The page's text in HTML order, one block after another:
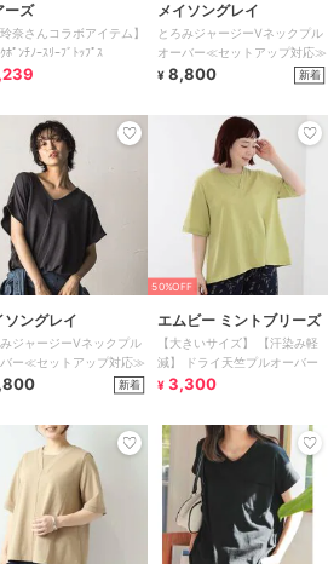
ーズ
玲奈さんコラボアイテム】
ﾎﾟﾝﾁﾉｰｽﾘｰﾌﾞﾄｯﾌﾟｽ
メイソングレイ
とろみジャージーVネックプル
オーバー≪セットアップ対応≫
¥ 8,800 新着
ソングレイ
ジャージーVネックプル
バー≪セットアップ対応≫
新着
50%OFF
エムビー ミントブリーズ
【大きいサイズ】 【汗染み軽
減】 ドライ天竺プルオーバー
¥ 3,300